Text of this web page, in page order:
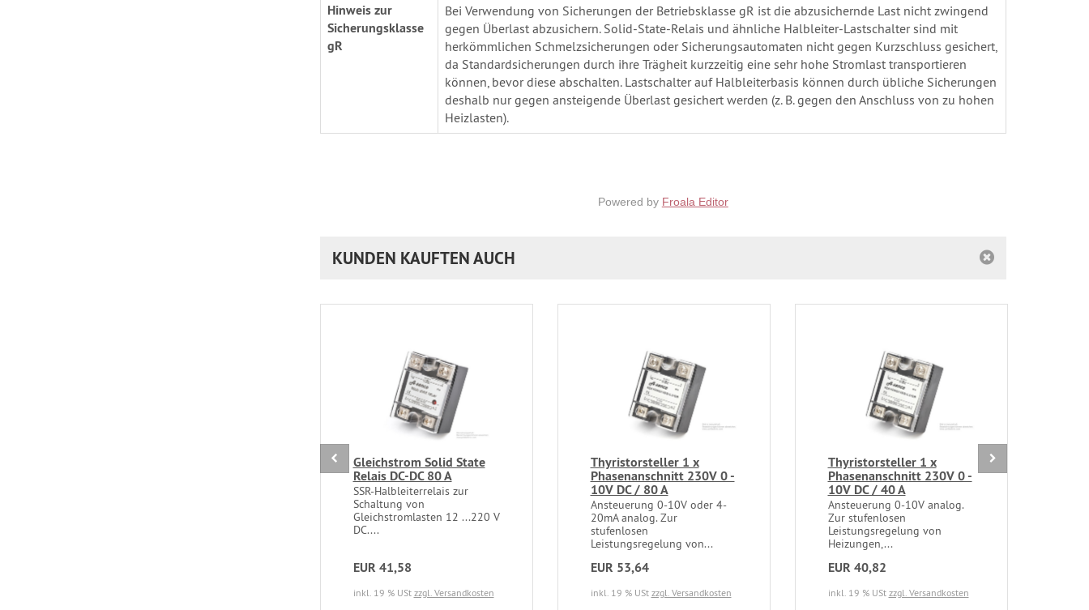
Hinweis zur
Sicherungsklasse
gR
Bei Verwendung von Sicherungen der Betriebsklasse gR ist die abzusichernde Last nicht zwingend
gegen Überlast abzusichern. Solid-State-Relais und ähnliche Halbleiter-Lastschalter sind mit
herkömmlichen Schmelzsicherungen oder Sicherungsautomaten nicht gegen Kurzschluss gesichert,
da Standardsicherungen durch ihre Trägheit kurzzeitig eine sehr hohe Stromlast transportieren
können, bevor diese abschalten. Lastschalter auf Halbleiterbasis können durch übliche Sicherungen
deshalb nur gegen ansteigende Überlast gesichert werden (z. B. gegen den Anschluss von zu hohen
Heizlasten).
Powered by Froala Editor
KUNDEN KAUFTEN AUCH
Gleichstrom Solid State
Relais DC-DC 80 A
SSR-Halbleiterrelais zur
Schaltung von
Gleichstromlasten 12 ...220 V
DC....
EUR 41,58
inkl. 19 % USt zzgl. Versandkosten
Thyristorsteller 1 x
Phasenanschnitt 230V 0 -
10V DC / 80 A
Ansteuerung 0-10V oder 4-
20mA analog. Zur
stufenlosen
Leistungsregelung von...
EUR 53,64
inkl. 19 % USt zzgl. Versandkosten
Thyristorsteller 1 x
Phasenanschnitt 230V 0 -
10V DC / 40 A
Ansteuerung 0-10V analog.
Zur stufenlosen
Leistungsregelung von
Heizungen,...
EUR 40,82
inkl. 19 % USt zzgl. Versandkosten